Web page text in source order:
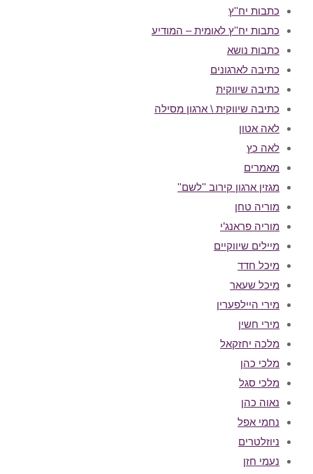
כתבות יח''ץ
כתבות יח''ץ לאומית – המודיע
כתבות נושא
כתיבה לארגונים
כתיבה שיווקית
כתיבה שיווקית \ ארגון מסילה
לאה אטון
לאה כץ
מאמרים
מגזין ארגון קירוב ''לשם''
מוריה טחן
מוריה פראנג’י
מיילים שיווקיים
מיכל חדד
מיכל שעאר
מירי היילפערין
מירי חשין
מלכה יחזקאל
מלכי כהן
מלכי סגל
נאוה כהן
נחמי אפל
ניוזלטרים
נעמי חזן